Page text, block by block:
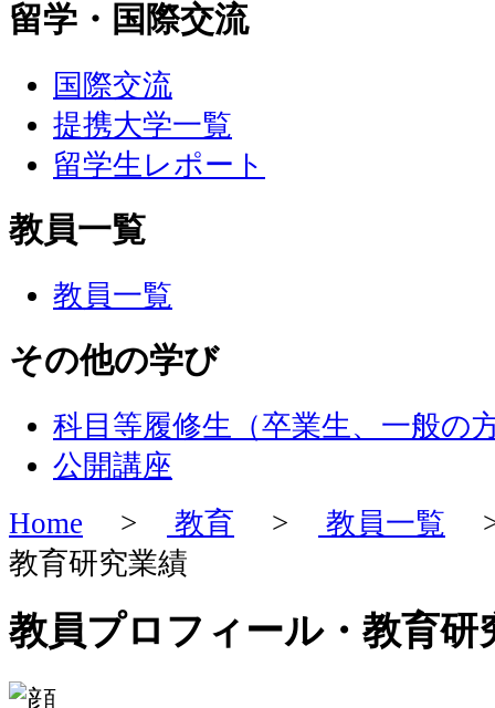
留学・国際交流
国際交流
提携大学一覧
留学生レポート
教員一覧
教員一覧
その他の学び
科目等履修生（卒業生、一般の
公開講座
Home > 教育 > 教員一覧 >
教育研究業績
教員プロフィール・教育研